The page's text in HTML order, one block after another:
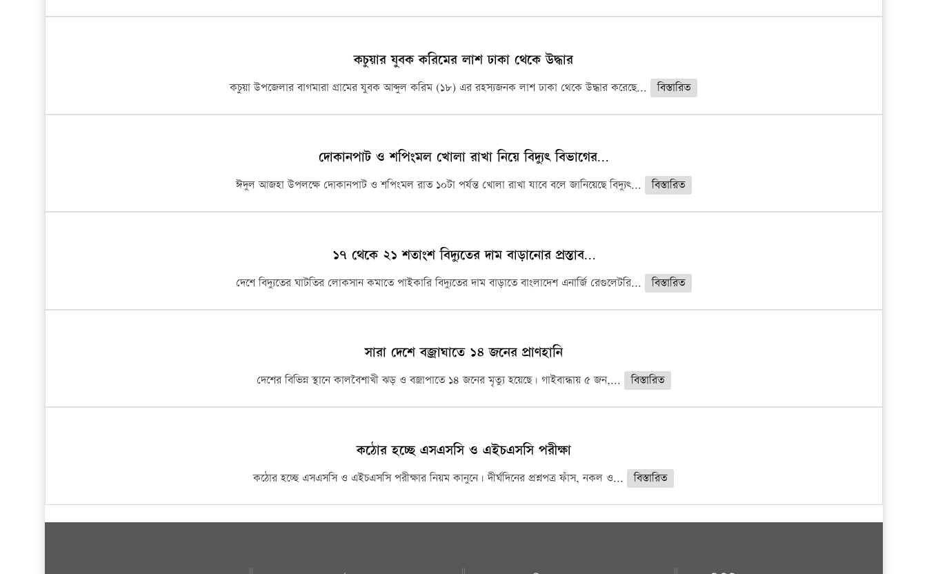
কচুয়ায় মাদ্রাসায় ঢুকে শিক্ষককে ছুরিকাঘাত করে হত্যা ॥ খুনি রনি…
চাঁদপুর বাবুরহাট ফাইভ ষ্টার পার্ক থেকে ৫০ জোড়া প্রেমিক জুটি…
কচুয়ার যুবক করিমের লাশ ঢাকা থেকে উদ্ধার
কচুয়া উপজেলার বাগমারা গ্রামের যুবক আব্দুল করিম (১৮) এর রহস্যজনক লাশ ঢাকা থেকে উদ্ধার করেছে... বিস্তারিত
দোকানপাট ও শপিংমল খোলা রাখা নিয়ে বিদ্যুৎ বিভাগের…
ঈদুল আজহা উপলক্ষে দোকানপাট ও শপিংমল রাত ১০টা পর্যন্ত খোলা রাখা যাবে বলে জানিয়েছে বিদ্যুৎ... বিস্তারিত
১৭ থেকে ২১ শতাংশ বিদ্যুতের দাম বাড়ানোর প্রস্তাব…
দেশে বিদ্যুতের ঘাটতির লোকসান কমাতে পাইকারি বিদ্যুতের দাম বাড়াতে বাংলাদেশ এনার্জি রেগুলেটরি... বিস্তারিত
সারা দেশে বজ্রাঘাতে ১৪ জনের প্রাণহানি
দেশের বিভিন্ন স্থানে কালবৈশাখী ঝড় ও বজ্রাপাতে ১৪ জনের মৃত্যু হয়েছে। গাইবান্ধায় ৫ জন,... বিস্তারিত
কঠোর হচ্ছে এসএসসি ও এইচএসসি পরীক্ষা
কঠোর হচ্ছে এসএসসি ও এইচএসসি পরীক্ষার নিয়ম কানুনে। দীর্ঘদিনের প্রশ্নপত্র ফাঁস, নকল ও... বিস্তারিত